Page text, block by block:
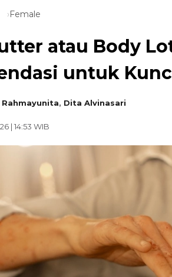
Female
atau Body
untuk
Rahmayunita, Dita Alvinasari
| 14:53 WIB